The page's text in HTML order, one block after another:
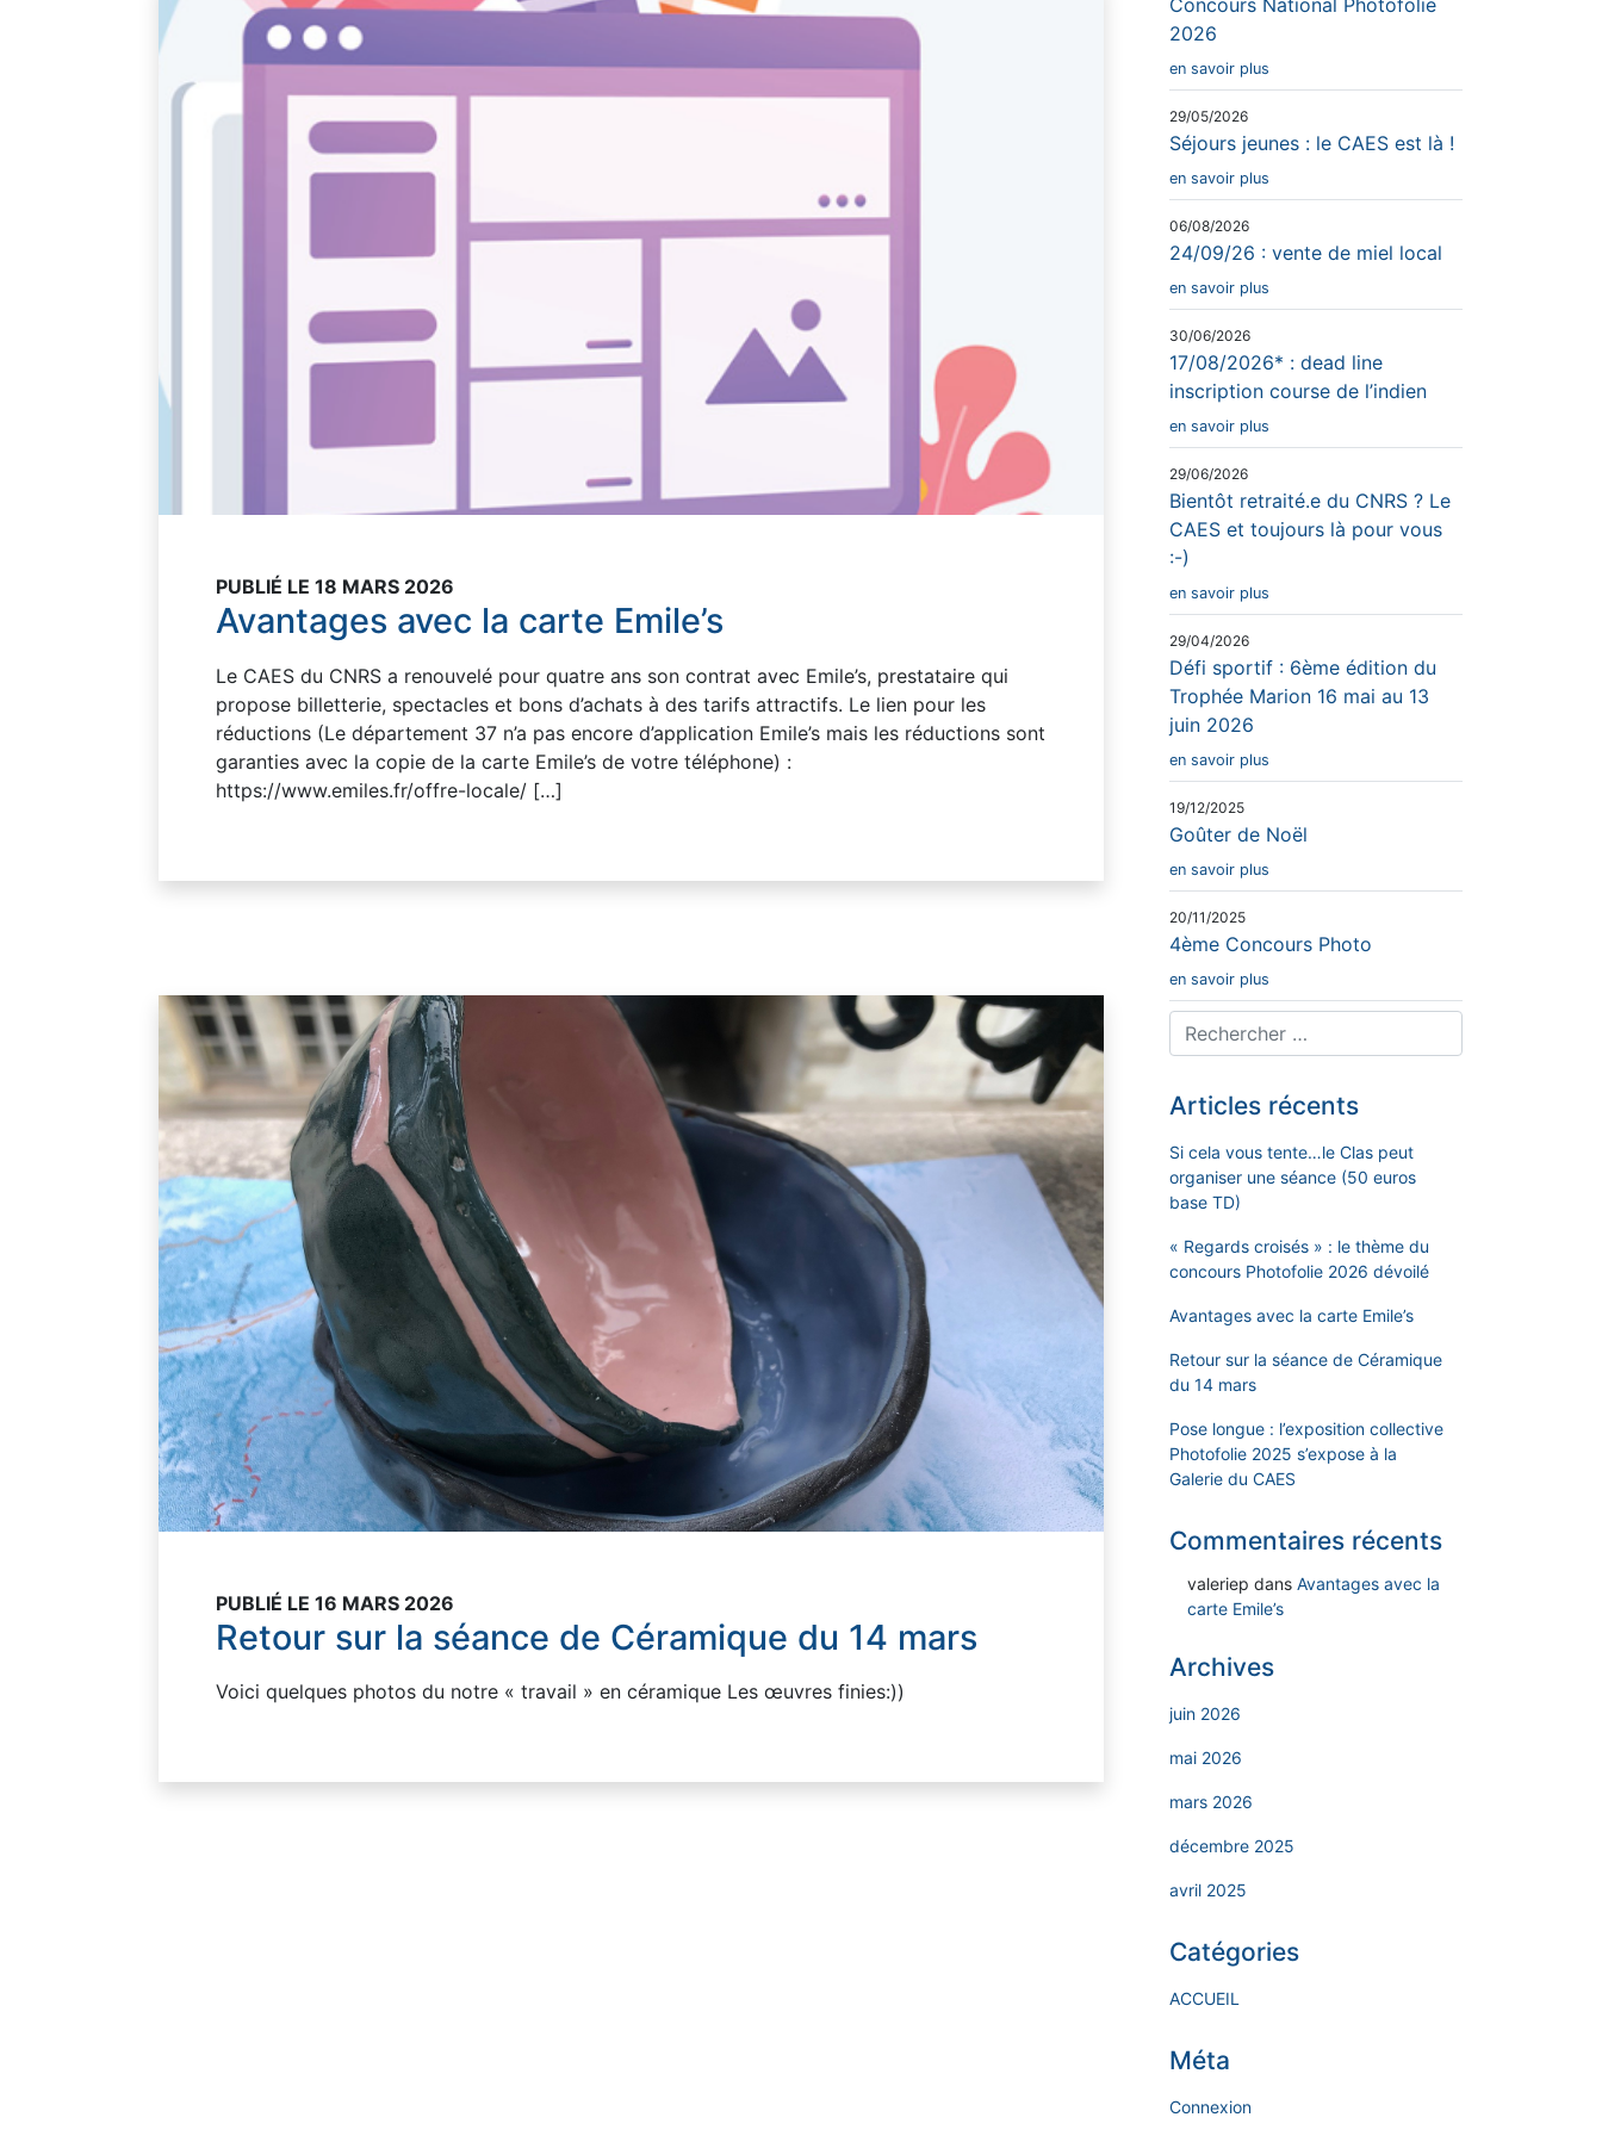
PUBLIÉ LE 18 MARS 2026
Avantages avec la carte Emile’s
Le CAES du CNRS a renouvelé pour quatre ans son contrat avec Emile’s, prestataire qui
propose billetterie, spectacles et bons d’achats à des tarifs attractifs. Le lien pour les
réductions (Le département 37 n’a pas encore d’application Emile’s mais les réductions sont
garanties avec la copie de la carte Emile’s de votre téléphone) :
https://www.emiles.fr/offre-locale/ […]
PUBLIÉ LE 16 MARS 2026
Retour sur la séance de Céramique du 14 mars
Voici quelques photos du notre « travail » en céramique Les œuvres finies:))
2026
en savoir plus
29/05/2026
Séjours jeunes : le CAES est là !
en savoir plus
06/08/2026
24/09/26 : vente de miel local
en savoir plus
30/06/2026
17/08/2026* : dead line
inscription course de l’indien
en savoir plus
29/06/2026
Bientôt retraité.e du CNRS ? Le
CAES et toujours là pour vous
:-)
en savoir plus
29/04/2026
Défi sportif : 6ème édition du
Trophée Marion 16 mai au 13
juin 2026
en savoir plus
19/12/2025
Goûter de Noël
en savoir plus
20/11/2025
4ème Concours Photo
en savoir plus
Articles récents
Si cela vous tente…le Clas peut
organiser une séance (50 euros
base TD)
« Regards croisés » : le thème du
concours Photofolie 2026 dévoilé
Avantages avec la carte Emile’s
Retour sur la séance de Céramique
du 14 mars
Pose longue : l’exposition collective
Photofolie 2025 s’expose à la
Galerie du CAES
Commentaires récents
valeriep dans Avantages avec la
carte Emile’s
Archives
juin 2026
mai 2026
mars 2026
décembre 2025
avril 2025
Catégories
ACCUEIL
Méta
Connexion